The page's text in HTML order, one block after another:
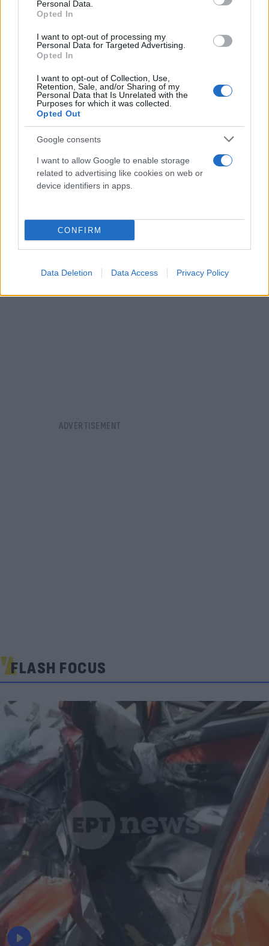
Personal Data.
Opted In
I want to opt-out of processing my
Personal Data for Targeted Advertising.
Opted In
I want to opt-out of Collection, Use,
Retention, Sale, and/or Sharing of my
Personal Data that Is Unrelated with the
Purposes for which it was collected.
Opted Out
Google consents
I want to allow Google to enable storage
related to advertising like cookies on web or
device identifiers in apps.
CONFIRM
Data Deletion Data Access Privacy Policy
Το τέλος στελεχών του ΣΚΑΪ: Το χρονικό ενός
προαναγγελθέντος «θανάτου» με σφραγίδα Γιάννη
Αλαφούζου
FLASH FOCUS